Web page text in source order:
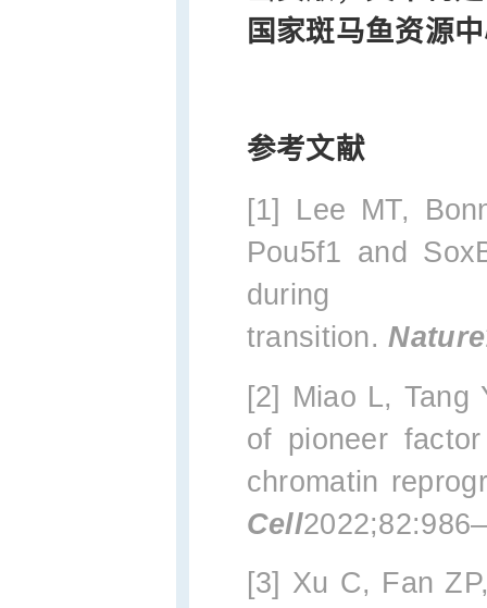
国家斑马鱼资源
参考文献
[1] Lee MT,
Pou5f1 and
during
transition. Nature
[2] Miao L, Tang
of pioneer
chromatin
Cell
[3] Xu C, Fan